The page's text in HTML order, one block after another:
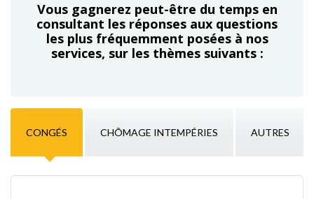
Vous gagnerez peut-être du temps en
consultant les réponses aux questions
les plus fréquemment posées à nos
services, sur les thèmes suivants :
CONGÉS CHÔMAGE INTEMPÉRIES AUTRES